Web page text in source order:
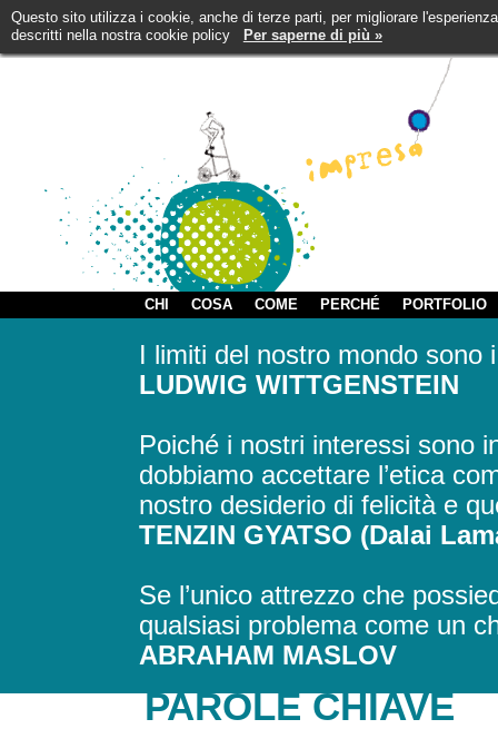
Questo sito utilizza i cookie, anche di terze parti, per migliorare
descritti nella nostra cookie policy
Per saperne di più »
CHI COSA COME PERCHÉ PORTFOLIO
I limiti del nostro mondo sono
LUDWIG WITTGENSTEIN
Poiché i nostri interessi sono
dobbiamo accettare l’etica
nostro desiderio di felicità e
TENZIN GYATSO (Dalai
Se l’unico attrezzo che
qualsiasi problema come un
ABRAHAM MASLOV
PAROLE CHIAVE